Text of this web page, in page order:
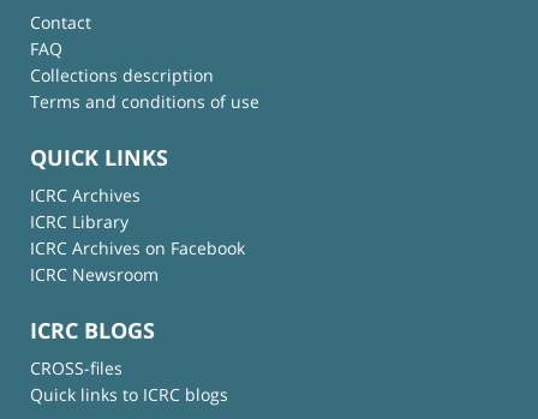
Contact
FAQ
Collections description
Terms and conditions of use
QUICK LINKS
ICRC Archives
ICRC Library
ICRC Archives on Facebook
ICRC Newsroom
ICRC BLOGS
CROSS-files
Quick links to ICRC blogs